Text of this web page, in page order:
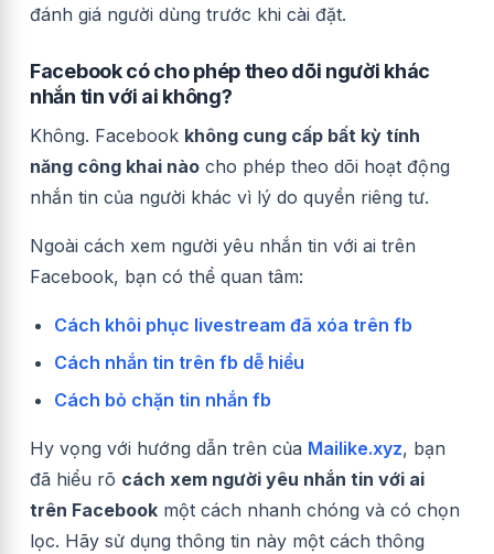
đánh giá người dùng trước khi cài đặt.
Facebook có cho phép theo dõi người khác
nhắn tin với ai không?
Không. Facebook không cung cấp bất kỳ tính
năng công khai nào cho phép theo dõi hoạt động
nhắn tin của người khác vì lý do quyền riêng tư.
Ngoài cách xem người yêu nhắn tin với ai trên
Facebook, bạn có thể quan tâm:
Cách khôi phục livestream đã xóa trên fb
Cách nhắn tin trên fb dễ hiểu
Cách bỏ chặn tin nhắn fb
Hy vọng với hướng dẫn trên của Mailike.xyz, bạn
đã hiểu rõ cách xem người yêu nhắn tin với ai
trên Facebook một cách nhanh chóng và có chọn
lọc. Hãy sử dụng thông tin này một cách thông